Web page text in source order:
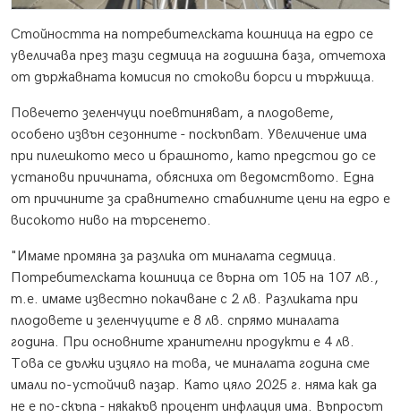
Стойността на потребителската кошница на едро се
увеличава през тази седмица на годишна база, отчетоха
от държавната комисия по стокови борси и тържища.
Повечето зеленчуци поевтиняват, а плодовете,
особено извън сезонните - поскъпват. Увеличение има
при пилешкото месо и брашното, като предстои до се
установи причината, обясниха от ведомството. Една
от причините за сравнително стабилните цени на едро е
високото ниво на търсенето.
"Имаме промяна за разлика от миналата седмица.
Потребителската кошница се върна от 105 на 107 лв.,
т.е. имаме известно покачване с 2 лв. Разликата при
плодовете и зеленчуците е 8 лв. спрямо миналата
година. При основните хранителни продукти е 4 лв.
Това се дължи изцяло на това, че миналата година сме
имали по-устойчив пазар. Като цяло 2025 г. няма как да
не е по-скъпа - някакъв процент инфлация има. Въпросът